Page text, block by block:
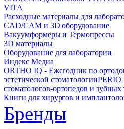
VITA
Расходные материалы для
CAD/CAM и 3D оборудование
Вакуумформеры и Термопрессы
3D материалы
Оборудование для лаборатории
Индекс Медиа
ORTHO IQ - Ежегодник по
эстетической стоматологииPERIO
стоматологов-ортопедов и зубных
Книги для хирургов и
Бренды